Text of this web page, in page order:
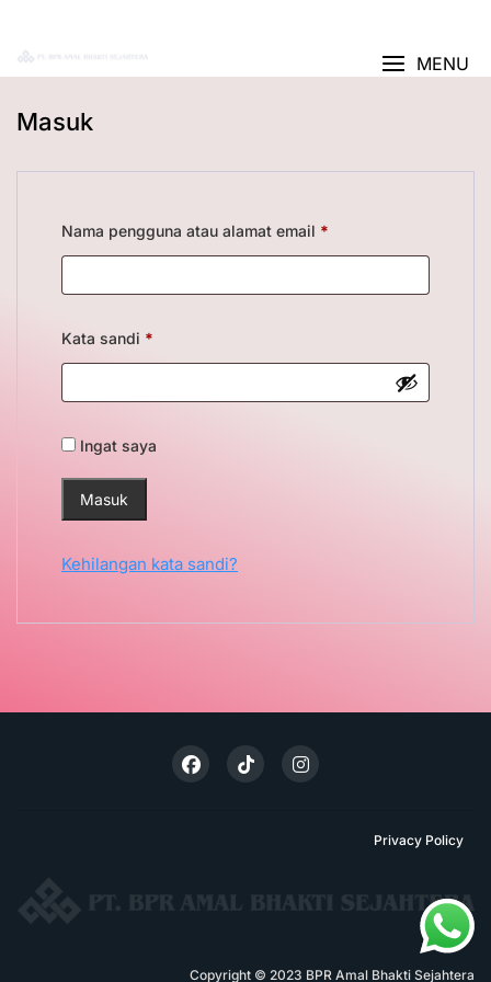
MENU
Masuk
Nama pengguna atau alamat email *
Kata sandi *
Ingat saya
Masuk
Kehilangan kata sandi?
Privacy Policy
Copyright © 2023 BPR Amal Bhakti Sejahtera